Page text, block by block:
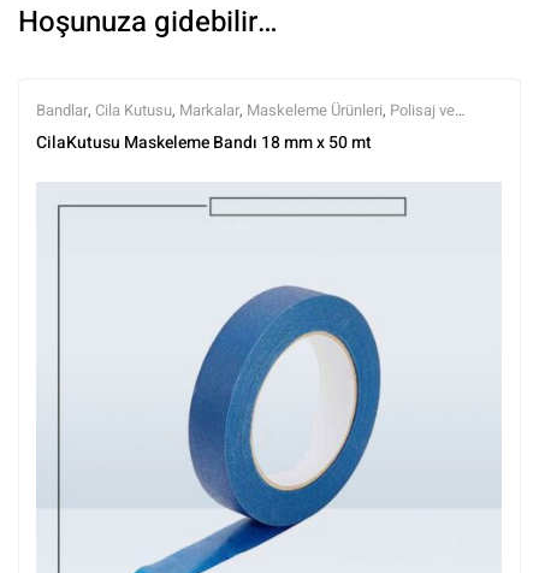
Hoşunuza gidebilir…
Bandlar, Cila Kutusu, Markalar, Maskeleme Ürünleri, Polisaj ve
Parlatma,Tüm Ürünler,Tüm Ürünler
CilaKutusu Maskeleme Bandı 18 mm x 50 mt